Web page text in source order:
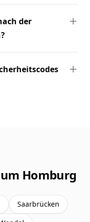
der
Homburg
Saarbrücken